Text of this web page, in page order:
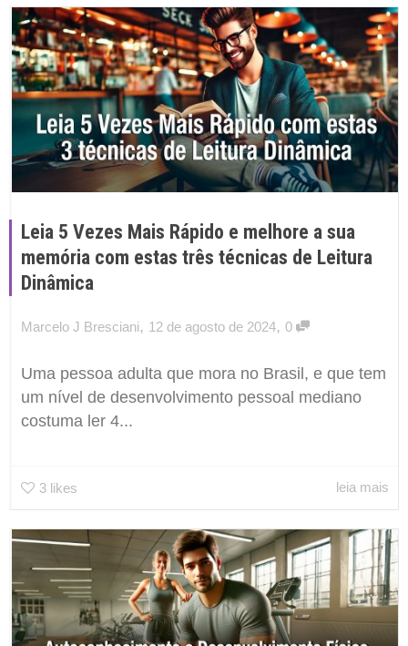
Leia 5 Vezes Mais Rápido e melhore a sua
memória com estas três técnicas de Leitura
Dinâmica
Marcelo J Bresciani, 12 de agosto de 2024, 0
Uma pessoa adulta que mora no Brasil, e que tem
um nível de desenvolvimento pessoal mediano
costuma ler 4...
3 likes leia mais